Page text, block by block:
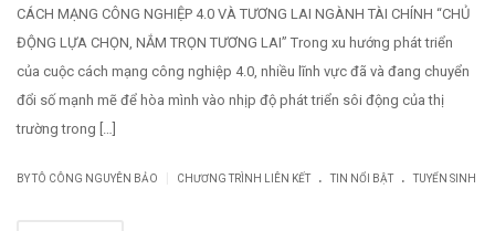
CÁCH MẠNG CÔNG NGHIỆP 4.0 VÀ TƯƠNG LAI NGÀNH TÀI CHÍNH “CHỦ
ĐỘNG LỰA CHỌN, NẮM TRỌN TƯƠNG LAI” Trong xu hướng phát triển
của cuộc cách mạng công nghiệp 4.0, nhiều lĩnh vực đã và đang chuyển
đổi số mạnh mẽ để hòa mình vào nhịp độ phát triển sôi động của thị
trường trong […]
BY TÔ CÔNG NGUYÊN BẢO CHƯƠNG TRÌNH LIÊN KẾT . TIN NỔI BẬT . TUYỂN SINH